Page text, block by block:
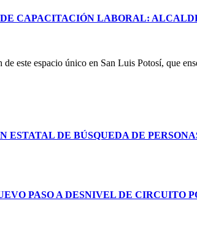
CAPACITACIÓN LABORAL:
este espacio único en San Luis Potosí, que
DE BÚSQUEDA DE
PASO A DESNIVEL DE CIRCUITO